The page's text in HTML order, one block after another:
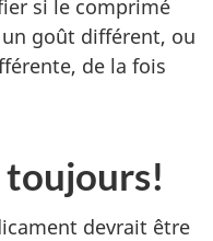
si le comprimé
goût différent, ou
de la fois
toujours!
devrait être